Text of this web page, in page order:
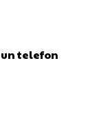
telefon